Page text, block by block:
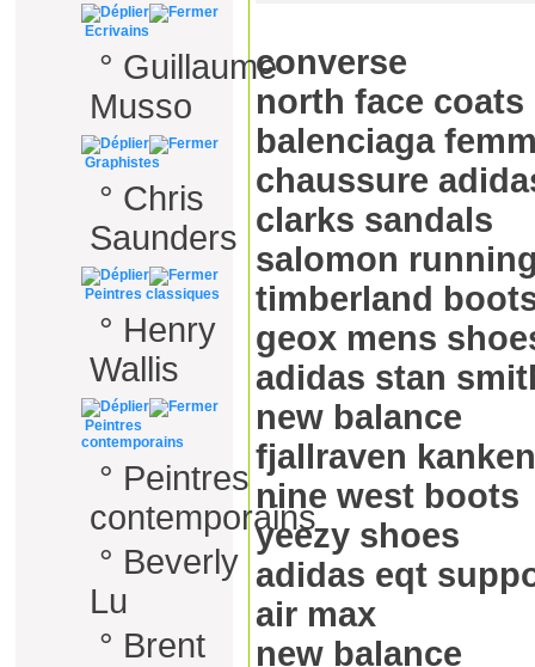
Ecrivains
° Guillaume
Musso
Graphistes
° Chris
Saunders
Peintres classiques
° Henry
Wallis
Peintres
contemporains
° Peintres
contemporains
° Beverly
Lu
° Brent
converse
north face coats
balenciaga
chaussure
clarks sandals
salomon
timberland
geox mens
adidas stan
new balance
fjallraven
nine west boots
yeezy shoes
adidas eqt
air max
new balance